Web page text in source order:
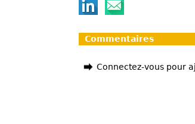
Commentaires
Connectez-vous pour